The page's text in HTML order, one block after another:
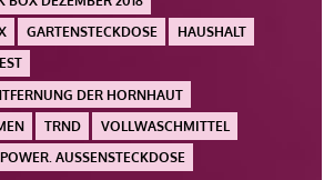
GARTENSTECKDOSE
HAUSHALT
DER HORNHAUT
TRND
VOLLWASCHMITTEL
AUSSENSTECKDOSE